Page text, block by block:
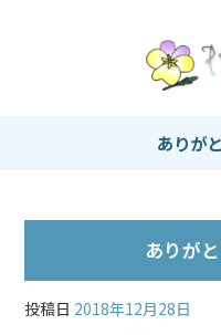
ありが
ありが
投稿日 2018年12月28日